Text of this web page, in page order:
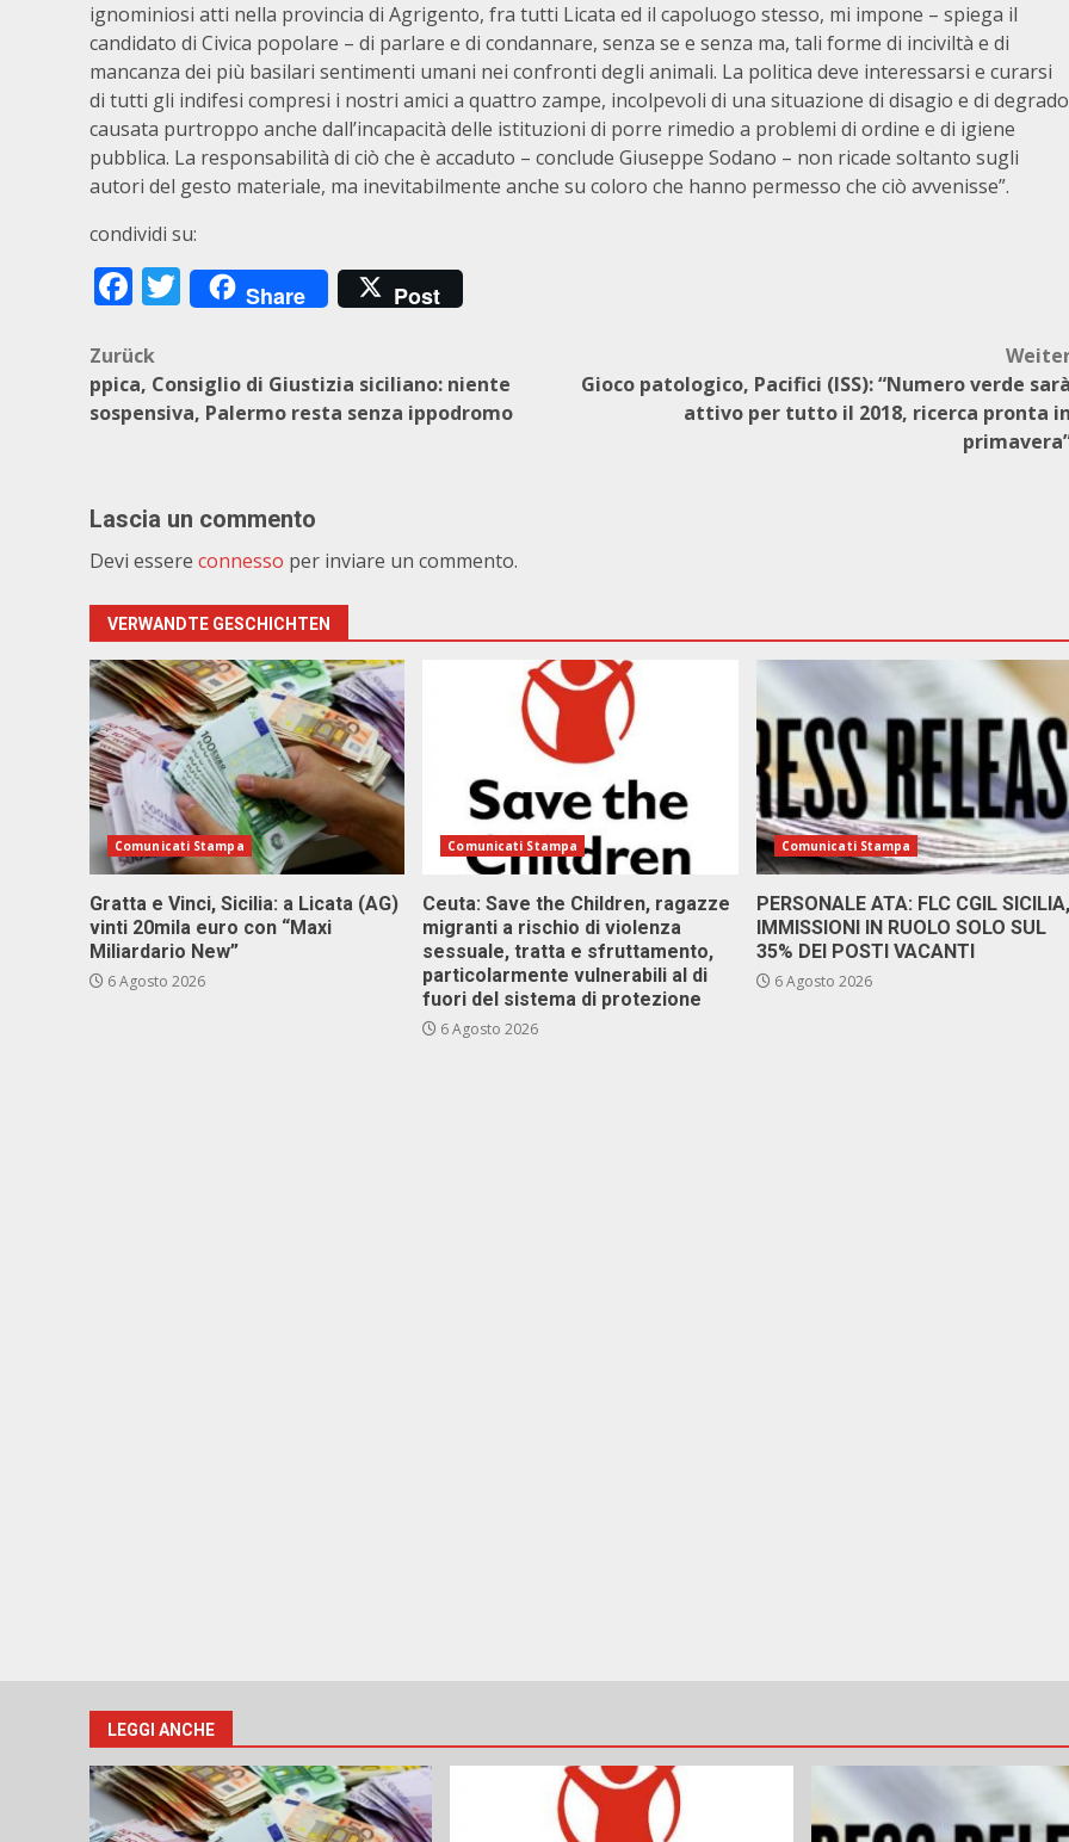
ignominiosi atti nella provincia di Agrigento, fra tutti Licata ed il capoluogo stesso, mi impone – spiega il
candidato di Civica popolare – di parlare e di condannare, senza se e senza ma, tali forme di inciviltà e di
mancanza dei più basilari sentimenti umani nei confronti degli animali. La politica deve interessarsi e curarsi
di tutti gli indifesi compresi i nostri amici a quattro zampe, incolpevoli di una situazione di disagio e di degrado
causata purtroppo anche dall’incapacità delle istituzioni di porre rimedio a problemi di ordine e di igiene
pubblica. La responsabilità di ciò che è accaduto – conclude Giuseppe Sodano – non ricade soltanto sugli
autori del gesto materiale, ma inevitabilmente anche su coloro che hanno permesso che ciò avvenisse”.
condividi su:
Facebook
Twitter
Share Post
Beitragsnavigation
Zurück
ppica, Consiglio di Giustizia siciliano: niente
sospensiva, Palermo resta senza ippodromo
Gioco patologico, Pacifici (ISS): “Numero verde
attivo per tutto il 2018, ricerca pronta
Lascia un commento
Devi essere connesso per inviare un commento.
VERWANDTE GESCHICHTEN
Comunicati Stampa
Gratta e Vinci, Sicilia: a Licata (AG)
vinti 20mila euro con “Maxi
Miliardario New”
6 Agosto 2026
Comunicati Stampa
Ceuta: Save the Children, ragazze
migranti a rischio di violenza
sessuale, tratta e sfruttamento,
particolarmente vulnerabili al di
fuori del sistema di protezione
6 Agosto 2026
Comunicati Stampa
PERSONALE ATA: FLC CGIL SICILIA,
IMMISSIONI IN RUOLO SOLO SUL
35% DEI POSTI VACANTI
6 Agosto 2026
LEGGI ANCHE